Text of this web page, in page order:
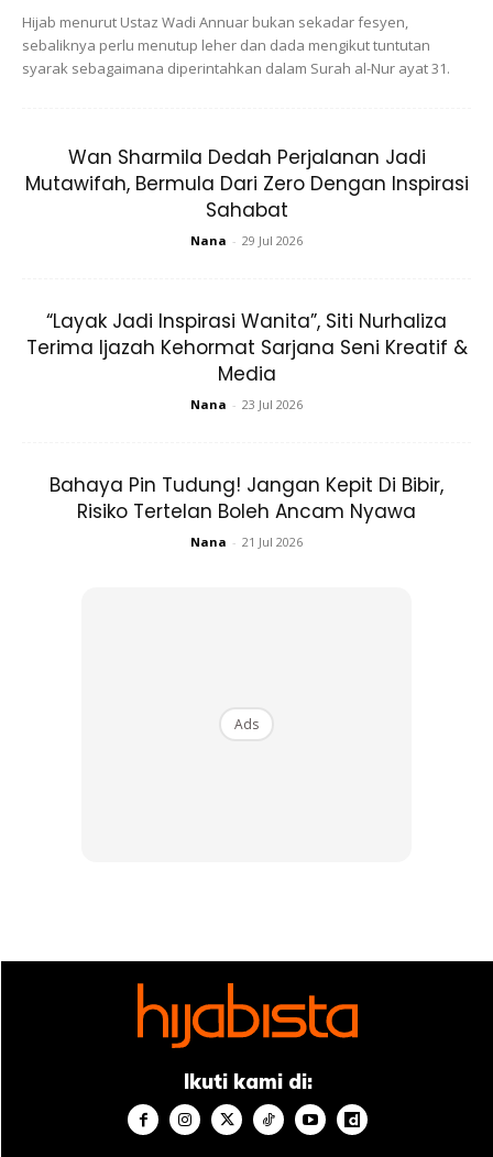
Tak pernah sakit sebelum ini &period
ramai sgt wasap masuk,pm masuk tnya kenapa kak eyza
admit??kenapa kak eyza oprte??smpai xtrbalas wasap..
ok ni la hampa sejenis cyst besaq kan??
period mai mcm biasa xpenah sengugut
Hijab menurut Ustaz Wadi Annuar bukan sekadar fesyen,
sebaliknya perlu menutup leher dan dada mengikut tuntutan
syarak sebagaimana diperintahkan dalam Surah al-Nur ayat 31.
Wan Sharmila Dedah Perjalanan Jadi
Mutawifah, Bermula Dari Zero Dengan Inspirasi
Sahabat
Nana - 29 Jul 2026
“Layak Jadi Inspirasi Wanita”, Siti Nurhaliza
Terima Ijazah Kehormat Sarjana Seni Kreatif &
Media
Nana - 23 Jul 2026
Bahaya Pin Tudung! Jangan Kepit Di Bibir,
Risiko Tertelan Boleh Ancam Nyawa
Nana - 21 Jul 2026
Ads
Ikuti kami di: